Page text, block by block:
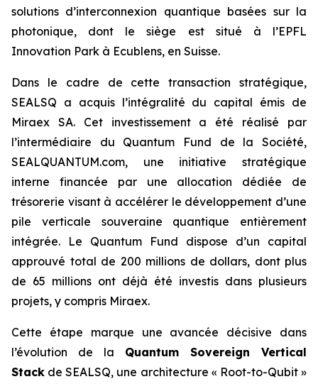
solutions d’interconnexion quantique basées sur la
photonique, dont le siège est situé à l’EPFL
Innovation Park à Ecublens, en Suisse.
Dans le cadre de cette transaction stratégique,
SEALSQ a acquis l’intégralité du capital émis de
Miraex SA. Cet investissement a été réalisé par
l’intermédiaire du Quantum Fund de la Société,
SEALQUANTUM.com, une initiative stratégique
interne financée par une allocation dédiée de
trésorerie visant à accélérer le développement d’une
pile verticale souveraine quantique entièrement
intégrée. Le Quantum Fund dispose d’un capital
approuvé total de 200 millions de dollars, dont plus
de 65 millions ont déjà été investis dans plusieurs
projets, y compris Miraex.
Cette étape marque une avancée décisive dans
l’évolution de la Quantum Sovereign Vertical
Stack de SEALSQ, une architecture « Root-to-Qubit »